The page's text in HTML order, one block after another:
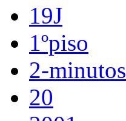
19J
1ºpiso
2-minutos
20